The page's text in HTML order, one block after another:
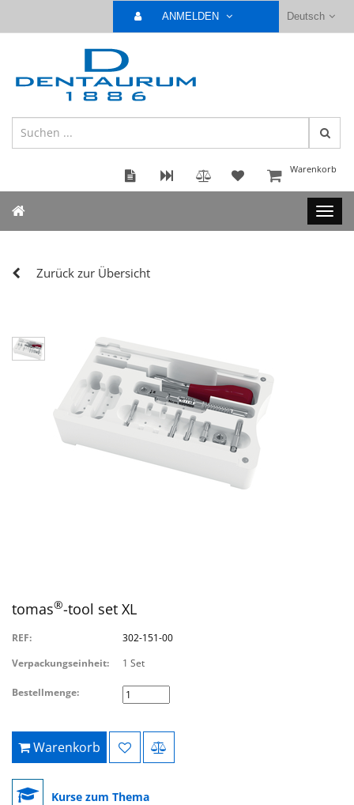
Deutsch
ANMELDEN
Warenkorb
Zurück zur Übersicht
tomas®-tool set XL
REF:
302-151-00
Verpackungseinheit:
1 Set
Bestellmenge:
Warenkorb
Kurse zum Thema